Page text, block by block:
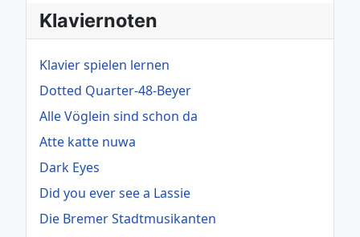
Klaviernoten
Klavier spielen lernen
Dotted Quarter-48-Beyer
Alle Vöglein sind schon da
Atte katte nuwa
Dark Eyes
Did you ever see a Lassie
Die Bremer Stadtmusikanten